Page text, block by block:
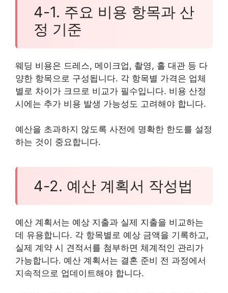
4-1. 주요 비용 항목과 산
정 기준
웨딩 비용은 드레스, 메이크업, 촬영, 홀 대관 등 다
양한 항목으로 구성됩니다. 각 항목별 가격은 업체
별로 차이가 크므로 비교가 필수입니다. 비용 산정
시에는 추가 비용 발생 가능성도 고려해야 합니다.
예산을 초과하지 않도록 사전에 명확한 한도를 설정
하는 것이 중요합니다.
4-2. 예산 계획서 작성법
예산 계획서는 예상 지출과 실제 지출을 비교하는
데 유용합니다. 각 항목별로 예상 금액을 기록하고,
실제 계약 시 견적서를 첨부하면 체계적인 관리가
가능합니다. 예산 계획서는 결혼 준비 전 과정에서
지속적으로 업데이트해야 합니다.